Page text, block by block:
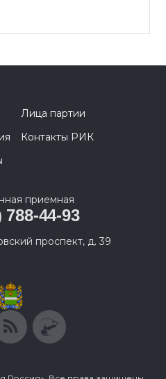
Лица партии
Контакты РИК
приемная
788-44-93
проспект, д. 39